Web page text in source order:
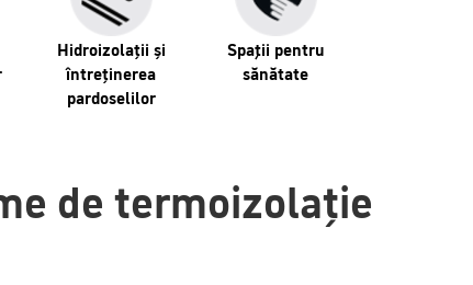
Hidroizolații și
întreținerea
pardoselilor
Spaţii pentru
sănătate
de termoizolație